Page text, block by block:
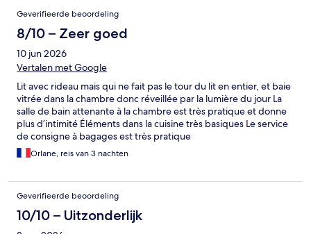
Geverifieerde beoordeling
8/10 – Zeer goed
10 jun 2026
Vertalen met Google
Lit avec rideau mais qui ne fait pas le tour du lit en entier, et baie
vitrée dans la chambre donc réveillée par la lumière du jour La
salle de bain attenante à la chambre est très pratique et donne
plus d’intimité Éléments dans la cuisine très basiques Le service
de consigne à bagages est très pratique
Orlane, reis van 3 nachten
Geverifieerde beoordeling
10/10 – Uitzonderlijk